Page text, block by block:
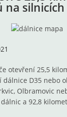
na
otevření 25,5
D35 nebo
Olbramovic
a 92,8